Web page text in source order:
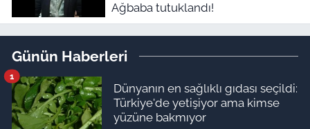
Ağbaba tutuklandı!
Günün Haberleri
Dünyanın en sağlıklı gıdası seçildi:
Türkiye'de yetişiyor ama kimse
yüzüne bakmıyor
1